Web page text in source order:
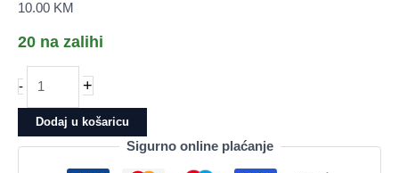
10.00 KM
20 na zalihi
-
cable
U-
Cable-
+
Dodaj u košaricu
Sigurno online plaćanje